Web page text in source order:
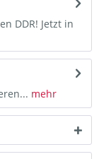
DDR! Jetzt in
mehr